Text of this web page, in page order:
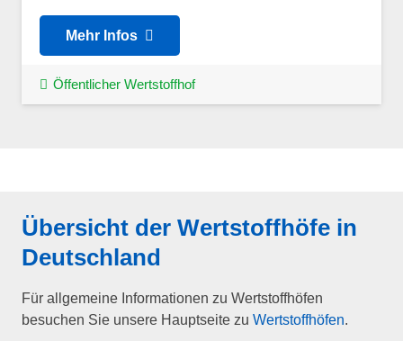
Mehr Infos
Öffentlicher Wertstoffhof
Übersicht der Wertstoffhöfe in
Deutschland
Für allgemeine Informationen zu Wertstoffhöfen
besuchen Sie unsere Hauptseite zu Wertstoffhöfen.